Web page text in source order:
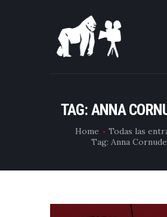
TAG: ANNA
Home
Todas las
Tag: Anna
ESTRENOS DE
CRÍTICAS
ARTÍCULOS
ESPECIALES